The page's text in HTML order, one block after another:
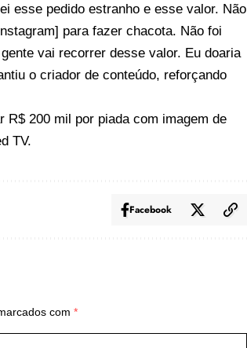
esse pedido estranho e esse valor. Não
para fazer chacota. Não foi
vai recorrer desse valor. Eu doaria
o criador de conteúdo, reforçando
R$ 200 mil por piada com imagem de
TV.
Facebook
com *